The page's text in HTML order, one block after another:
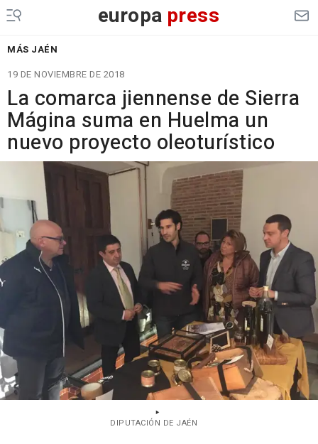
europa press
MÁS JAÉN
19 DE NOVIEMBRE DE 2018
La comarca jiennense de Sierra
Mágina suma en Huelma un
nuevo proyecto oleoturístico
DIPUTACIÓN DE JAÉN